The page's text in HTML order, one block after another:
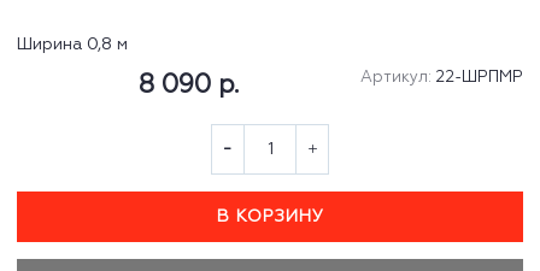
Ширина 0,8 м
Артикул: 22-ШРПМР
8 090 р.
В КОРЗИНУ